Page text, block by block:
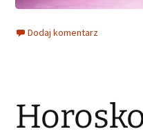
Dodaj komentarz